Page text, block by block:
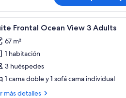
de madera.grande, un sofá, una mesa de
Habitación
6 Frontal Ocean View 3 Adults
67 m²
1 habitación
3 huéspedes
1 cama doble y 1 sofá cama individual
más detalles